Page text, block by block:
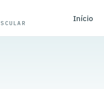
Início